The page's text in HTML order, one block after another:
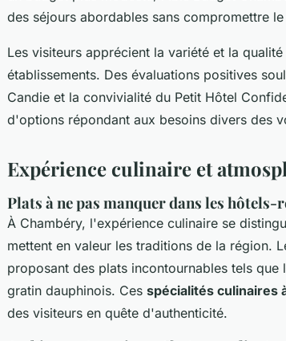
des séjours abordables sans compromettre
Les visiteurs apprécient la variété et la
établissements. Des évaluations positives
Candie et la convivialité du Petit Hôtel
d'options répondant aux besoins divers des
Expérience culinaire et
Plats à ne pas manquer dans les
À Chambéry, l'expérience culinaire se
mettent en valeur les traditions de la région.
proposant des plats incontournables tels
gratin dauphinois. Ces spécialités culinaires
des visiteurs en quête d'authenticité.